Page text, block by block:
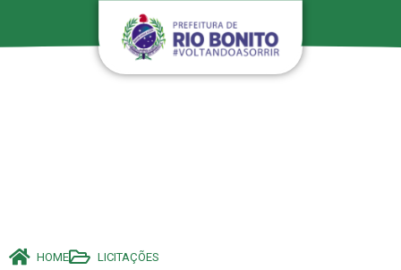
HOME LICITAÇÕES